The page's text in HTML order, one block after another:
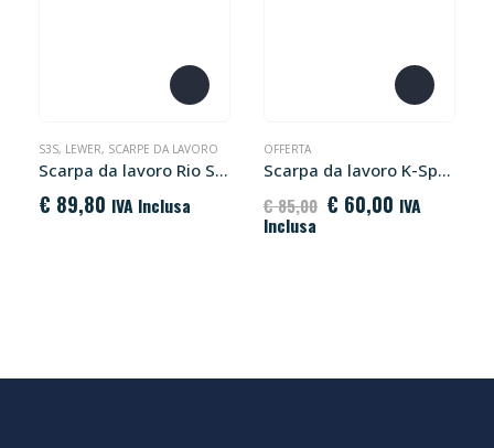
Questo prodotto ha più varianti. Le opzioni possono essere scelte nella pagina del prodotto
S3S, LEWER, SCARPE DA LAVORO
Scarpa da lavoro Rio S3 Lewer
€ 89,80 IVA Inclusa
Questo prodotto ha più varianti. Le opzioni possono essere scelte nella pagina del prodotto
OFFERTA
Scarpa da lavoro K-Speed S1P Base
€85,00 Il
prezzo
€ 60,00 Il
prezzo
IVA
Inclusa